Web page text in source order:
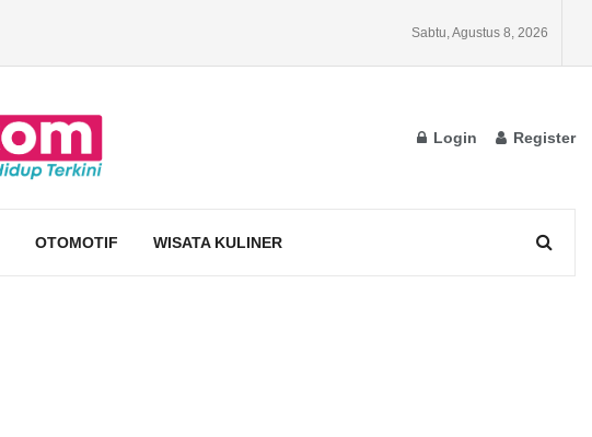
Sabtu, Agustus 8, 2026
Login Register
OTOMOTIF WISATA KULINER